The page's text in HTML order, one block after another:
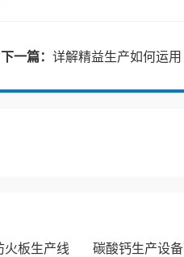
下一篇： 详解精益生产如何运用
火板生产线 碳酸钙生产设备